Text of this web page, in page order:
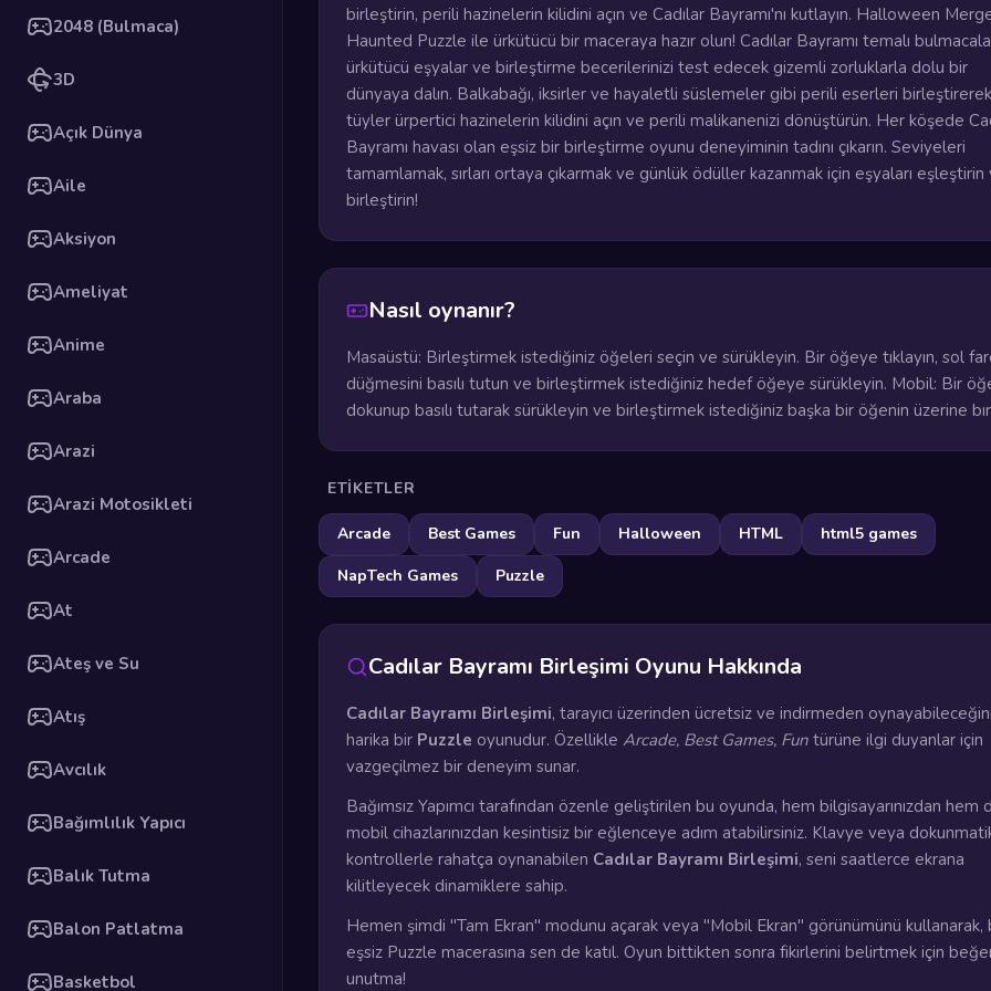
2048 (Bulmaca)
3D
Açık Dünya
Aile
Aksiyon
Ameliyat
Anime
Araba
Arazi
Arazi Motosikleti
Arcade
At
Ateş ve Su
Atış
Avcılık
Bağımlılık Yapıcı
Balık Tutma
Balon Patlatma
Basketbol
birleştirin, perili hazinelerin kilidini açın ve Cadılar Bayramı'nı kutlayın. Halloween
Haunted Puzzle ile ürkütücü bir maceraya hazır olun! Cadılar Bayramı temalı
ürkütücü eşyalar ve birleştirme becerilerinizi test edecek gizemli zorluklarla dolu bir
dünyaya dalın. Balkabağı, iksirler ve hayaletli süslemeler gibi perili eserleri birleştirerek
tüyler ürpertici hazinelerin kilidini açın ve perili malikanenizi dönüştürün. Her köşede
Bayramı havası olan eşsiz bir birleştirme oyunu deneyiminin tadını çıkarın. Seviyeleri
tamamlamak, sırları ortaya çıkarmak ve günlük ödüller kazanmak için eşyaları eşleştirin
birleştirin!
Nasıl oynanır?
Masaüstü: Birleştirmek istediğiniz öğeleri seçin ve sürükleyin. Bir öğeye tıklayın, sol
düğmesini basılı tutun ve birleştirmek istediğiniz hedef öğeye sürükleyin. Mobil: Bir
dokunup basılı tutarak sürükleyin ve birleştirmek istediğiniz başka bir öğenin üzerine
ETIKETLER
Arcade Best Games Fun Halloween HTML
html5 games
NapTech Games
Puzzle
Cadılar Bayramı Birleşimi Oyunu Hakkında
Cadılar Bayramı Birleşimi, tarayıcı üzerinden ücretsiz ve indirmeden
harika bir Puzzle oyunudur. Özellikle Arcade, Best Games, Fun türüne ilgi duyanlar için
vazgeçilmez bir deneyim sunar.
Bağımsız Yapımcı tarafından özenle geliştirilen bu oyunda, hem bilgisayarınızdan hem
mobil cihazlarınızdan kesintisiz bir eğlenceye adım atabilirsiniz. Klavye veya
kontrollerle rahatça oynanabilen Cadılar Bayramı Birleşimi, seni saatlerce ekrana
kilitleyecek dinamiklere sahip.
Hemen şimdi "Tam Ekran" modunu açarak veya "Mobil Ekran" görünümünü kullanarak,
eşsiz Puzzle macerasına sen de katıl. Oyun bittikten sonra fikirlerini belirtmek için
unutma!